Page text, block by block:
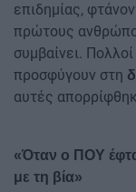
επιδημίας,
πρώτους
συμβαίνει.
προσφύγουν στη
αυτές
«Όταν ο ΠΟΥ
με τη βία»